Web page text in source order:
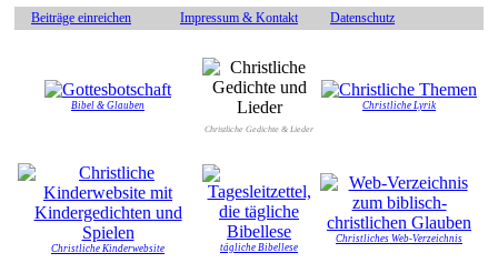
Beiträge einreichen Impressum & Kontakt Datenschutz
Bibel & Glauben
Christliche Gedichte & Lieder
Christliche Lyrik
Christliche Kinderwebsite tägliche Bibellese
Christliches Web-Verzeichnis